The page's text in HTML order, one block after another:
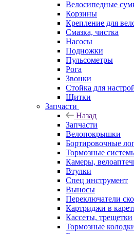
Велосипедные
Корзины
Крепление для
Смазка, чистка
Насосы
Подножки
Пульсометры
Рога
Звонки
Стойка для
Щитки
Запчасти
Назад
Запчасти
Велопокрышки
Бортировочные
Тормозные
Камеры,
Втулки
Спец инструмент
Выносы
Переключатели
Картриджи в
Кассеты, трещетки
Тормозные